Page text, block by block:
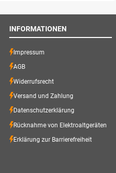
INFORMATIONEN
Impressum
AGB
Widerrufsrecht
Versand und Zahlung
Datenschutzerklärung
Rücknahme von Elektroaltgeräten
Erklärung zur Barrierefreiheit